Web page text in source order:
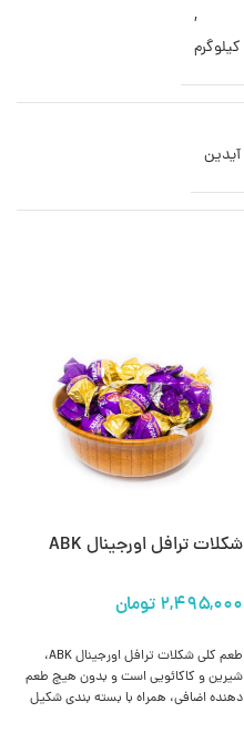
,
آیدین
شکلات ترافل اورجینال ABK
طعم کلی شکلات ترافل اورجینال ABK،
شیرین و کاکائویی است و بدون هیچ طعم‌
دهنده اضافی، همراه با بسته‌ بندی شکیل